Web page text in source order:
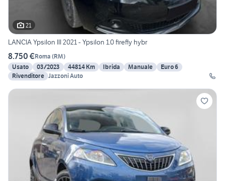
21
LANCIA Ypsilon III 2021 - Ypsilon 1.0 firefly hybr
8.750 €Roma (RM)
Usato
03/2023 44814 Km Ibrida Manuale
Euro 6
Rivenditore Jazzoni Auto